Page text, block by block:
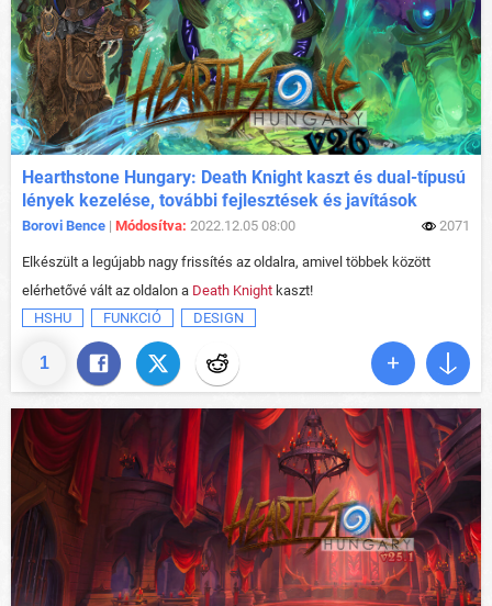
1
Hearthstone Hungary: Death Knight kaszt és dual-típusú
lények kezelése, további fejlesztések és javítások
Borovi Bence | Módosítva: 2022.12.05 08:00 2071
Elkészült a legújabb nagy frissítés az oldalra, amivel többek között
elérhetővé vált az oldalon a Death Knight kaszt!
HSHU
FUNKCIÓ DESIGN